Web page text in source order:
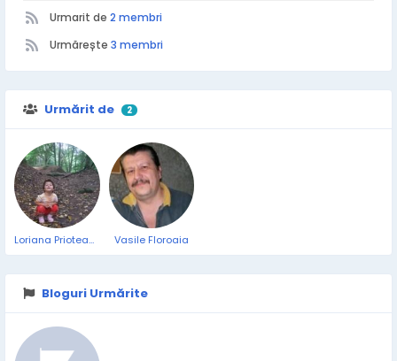
Urmarit de 2 membri
Urmărește 3 membri
Urmărit de 2
Loriana Prioteasa Vasile Floroaia
Bloguri Urmărite